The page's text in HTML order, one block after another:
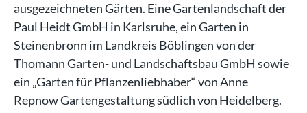
ausgezeichneten Gärten. Eine Gartenlandschaft der
Paul Heidt GmbH in Karlsruhe, ein Garten in
Steinenbronn im Landkreis Böblingen von der
Thomann Garten- und Landschaftsbau GmbH sowie
ein „Garten für Pflanzenliebhaber“ von Anne
Repnow Gartengestaltung südlich von Heidelberg.